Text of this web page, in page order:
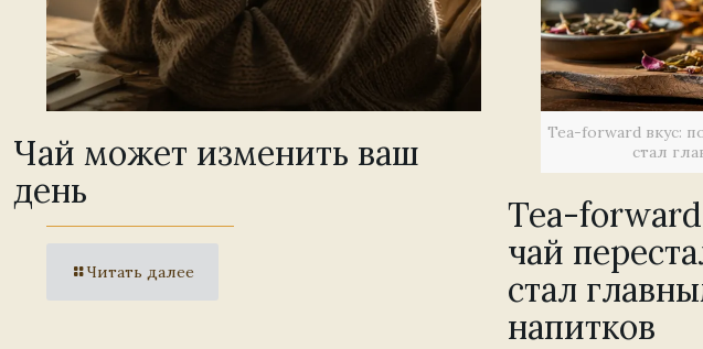
Чай может изменить ваш
день
Читать далее
Tea-forward вкус:
стал
Tea-
чай
стал
напитков